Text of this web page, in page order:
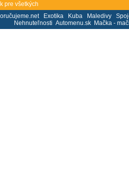
pre všetkých
Exotika Kuba Maledivy
Nehnuteľnosti Automenu.sk Mačka -